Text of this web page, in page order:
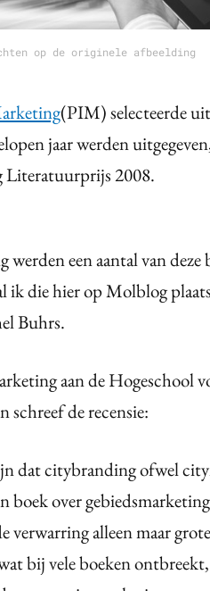
op de originele afbeelding
(PIM) selecteerde
jaar werden
Literatuurprijs 2008.
een aantal van deze
ik die hier op Molblog
Buhrs.
aan de Hogeschool
schreef de recensie:
dat citybranding ofwel
boek over
verwarring alleen maar
bij vele boeken